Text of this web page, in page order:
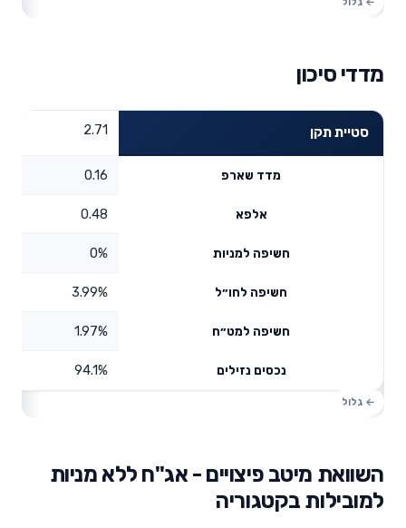
מדדי סיכון
סטיית תקן 2.71
מדד שארפ 0.16
אלפא 0.48
חשיפה למניות 0%
חשיפה לחו״ל 3.99%
חשיפה למט״ח 1.97%
נכסים נזילים 94.1%
השוואת מיטב פיצויים - אג"ח ללא מניות
למובילות בקטגוריה